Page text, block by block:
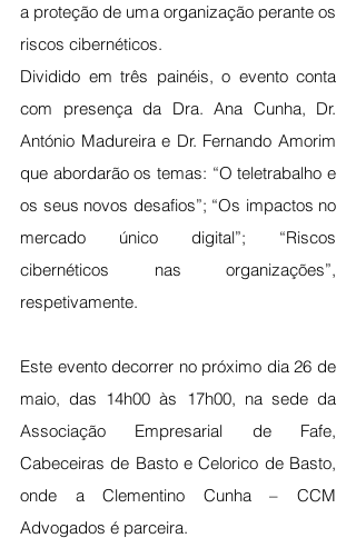
a proteção de uma organização perante os
riscos cibernéticos.
Dividido em três painéis, o evento conta
com presença da Dra. Ana Cunha, Dr.
António Madureira e Dr. Fernando Amorim
que abordarão os temas: “O teletrabalho e
os seus novos desafios”; “Os impactos no
mercado único digital”; “Riscos
cibernéticos nas organizações”,
respetivamente.
Este evento decorrer no próximo dia 26 de
maio, das 14h00 às 17h00, na sede da
Associação Empresarial de Fafe,
Cabeceiras de Basto e Celorico de Basto,
onde a Clementino Cunha – CCM
Advogados é parceira.